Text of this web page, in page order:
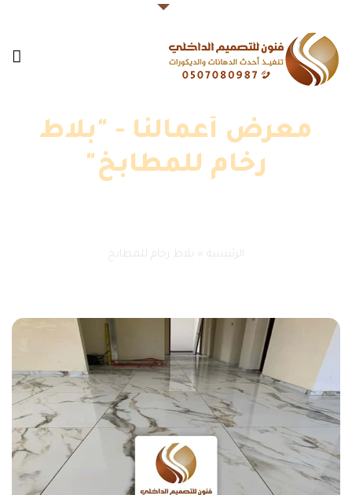
معرض أعمالنا - "بلاط
رخام للمطابخ"
الرئيسية » بلاط رخام للمطابخ